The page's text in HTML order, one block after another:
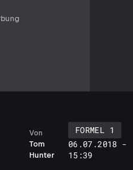
Tom
Hunter
Von
FORMEL 1
06.07.2018 -
15:39